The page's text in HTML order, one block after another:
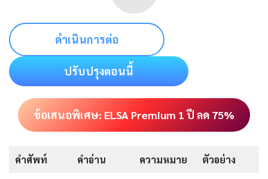
ดำเนินการต่อ
ปรับปรุงตอนนี้
ข้อเสนอพิเศษ: ELSA Premium 1 ปี ลด 75%
คำศัพท์ คำอ่าน ความหมาย ตัวอย่าง